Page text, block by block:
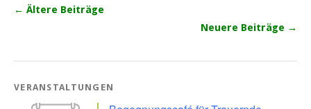
← Ältere Beiträge
Neuere Beiträge →
VERANSTALTUNGEN